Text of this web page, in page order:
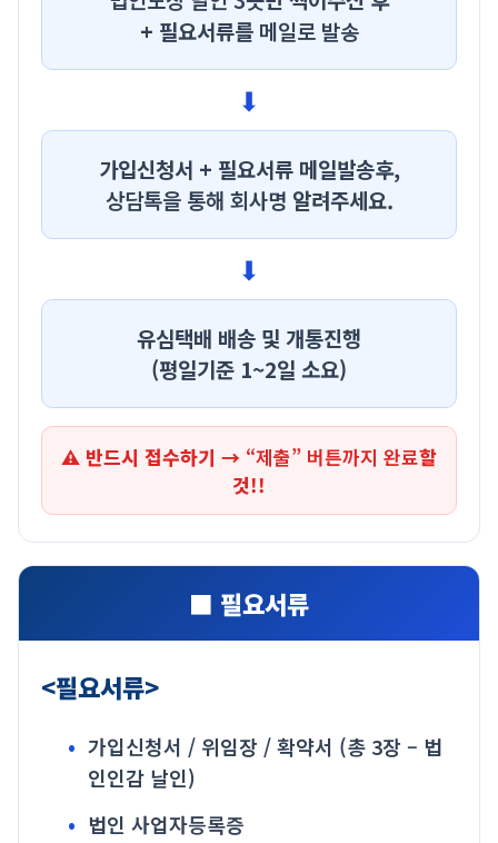
+ 필요서류를 메일로 발송
⬇
가입신청서 + 필요서류 메일발송후,
상담톡을 통해 회사명 알려주세요.
⬇
유심택배 배송 및 개통진행
(평일기준 1~2일 소요)
⚠ 반드시 접수하기 → “제출” 버튼까지 완료할
것!!
■ 필요서류
<필요서류>
가입신청서 / 위임장 / 확약서 (총 3장 – 법
인인감 날인)
법인 사업자등록증